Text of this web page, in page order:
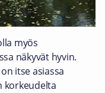
myös
näkyvät hyvin.
itse asiassa
korkeudelta